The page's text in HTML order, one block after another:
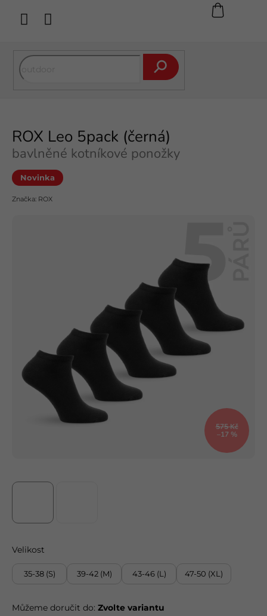
obsah
Hledat
ROX Leo 5pack (černá)
bavlněné kotníkové ponožky
Novinka
Značka: ROX
575 Kč
–17 %
Velikost
35-38 (S) 39-42 (M) 43-46 (L) 47-50 (XL)
Můžeme doručit do: Zvolte variantu